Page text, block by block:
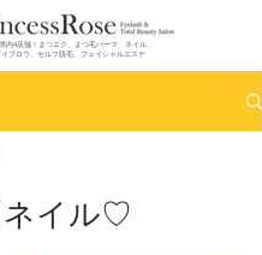
内4店舗！まつエク、まつ毛パーマ、ネイル、
イブロウ、セルフ脱毛、フェイシャルエステ
ネイル♡